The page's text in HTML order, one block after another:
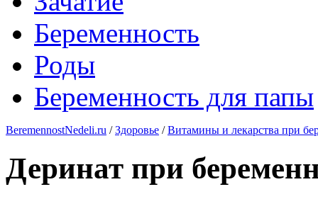
Беременность
Роды
Беременность для папы
BeremennostNedeli.ru / Здоровье / Витамины и лекарства при
Деринат при